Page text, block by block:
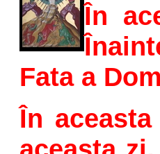
În
Fata a
În